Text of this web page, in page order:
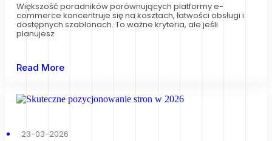
Większość poradników porównujących platformy e-
commerce koncentruje się na kosztach, łatwości obsługi i
dostępnych szablonach. To ważne kryteria, ale jeśli
planujesz
Read More
23-03-2026